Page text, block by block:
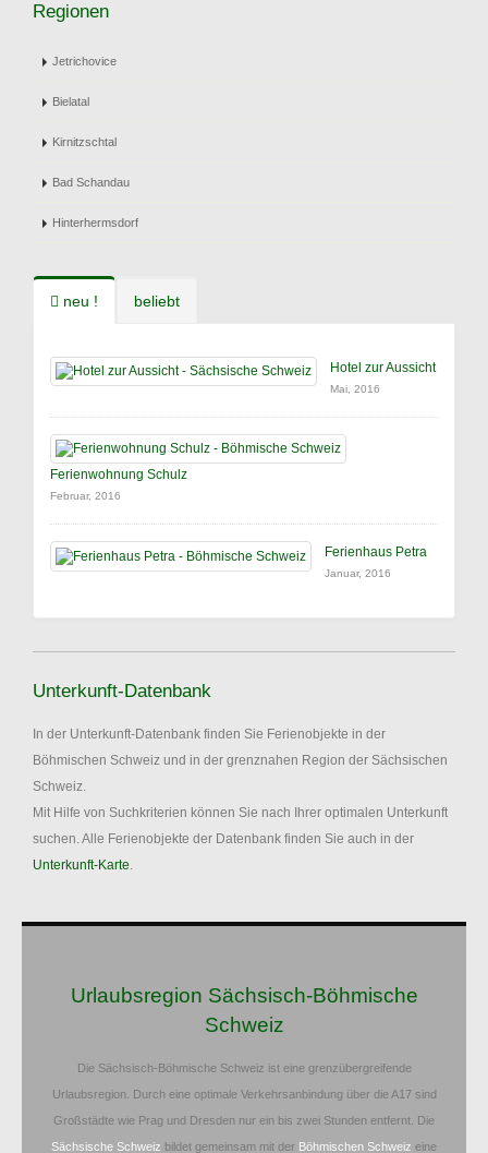
Regionen
Jetrichovice
Bielatal
Kirnitzschtal
Bad Schandau
Hinterhermsdorf
neu ! beliebt
Hotel zur Aussicht
Mai, 2016
Ferienwohnung Schulz
Februar, 2016
Ferienhaus Petra
Januar, 2016
Unterkunft-Datenbank
In der Unterkunft-Datenbank finden Sie Ferienobjekte in der
Böhmischen Schweiz und in der grenznahen Region der Sächsischen
Schweiz.
Mit Hilfe von Suchkriterien können Sie nach Ihrer optimalen Unterkunft
suchen. Alle Ferienobjekte der Datenbank finden Sie auch in der
Unterkunft-Karte.
Urlaubsregion Sächsisch-Böhmische
Schweiz
Die Sächsisch-Böhmische Schweiz ist eine grenzübergreifende
Urlaubsregion. Durch eine optimale Verkehrsanbindung über die A17 sind
Großstädte wie Prag und Dresden nur ein bis zwei Stunden entfernt. Die
Sächsische Schweiz bildet gemeinsam mit der Böhmischen Schweiz eine